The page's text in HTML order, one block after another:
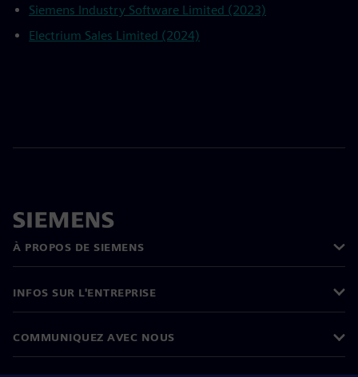
Siemens Industry Software Limited (2023)
Electrium Sales Limited (2024)
À PROPOS DE SIEMENS
INFOS SUR L'ENTREPRISE
COMMUNIQUEZ AVEC NOUS